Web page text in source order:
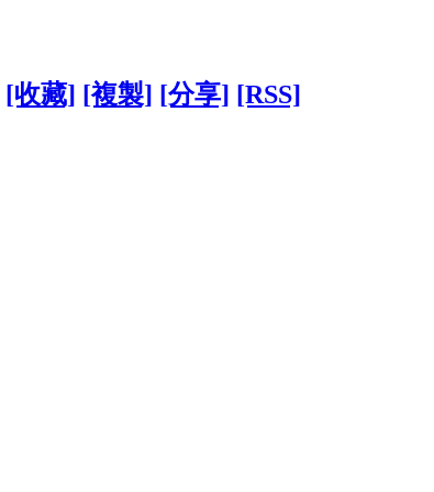
[收藏] [複製] [分享] [RSS]